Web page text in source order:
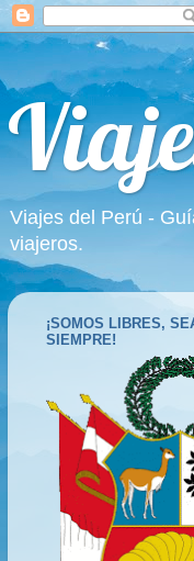
Viajes del Perú -
viajeros.
¡SOMOS LIBRES,
SIEMPRE!